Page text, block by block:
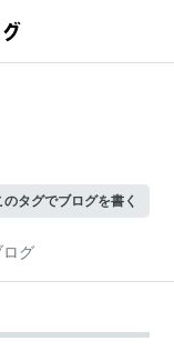
のタグでブログを書く
ログ